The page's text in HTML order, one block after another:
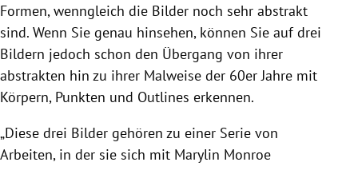
Formen, wenngleich die Bilder noch sehr abstrakt
sind. Wenn Sie genau hinsehen, können Sie auf drei
Bildern jedoch schon den Übergang von ihrer
abstrakten hin zu ihrer Malweise der 60er Jahre mit
Körpern, Punkten und Outlines erkennen.
„Diese drei Bilder gehören zu einer Serie von
Arbeiten, in der sie sich mit Marylin Monroe